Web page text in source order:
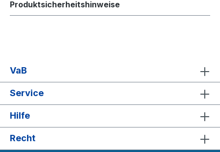
Produktsicherheitshinweise
VaB
Service
Hilfe
Recht